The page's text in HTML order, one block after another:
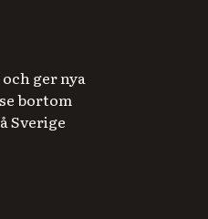
ger nya
bortom
Sverige